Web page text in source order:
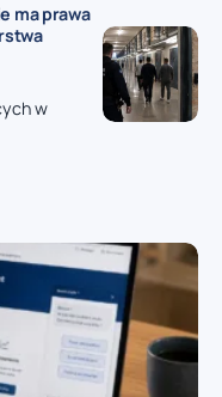
ma prawa
w